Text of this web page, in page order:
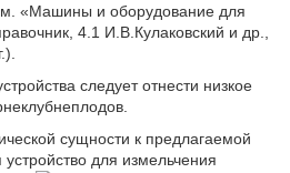
«Машины и оборудование для
4.1 И.В.Кулаковский и др.,
следует отнести низкое
сущности к предлагаемой
для измельчения